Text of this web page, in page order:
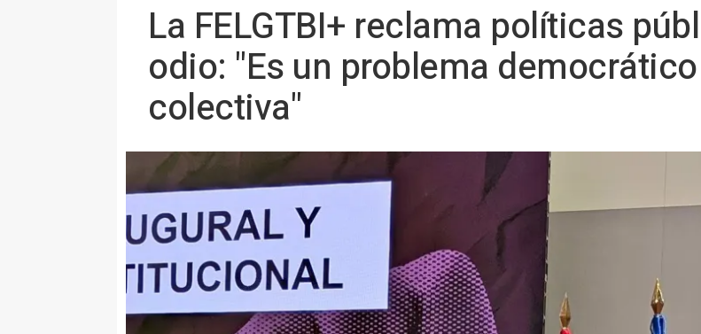
La FELGTBI+ reclama políticas
odio: "Es un problema
colectiva"